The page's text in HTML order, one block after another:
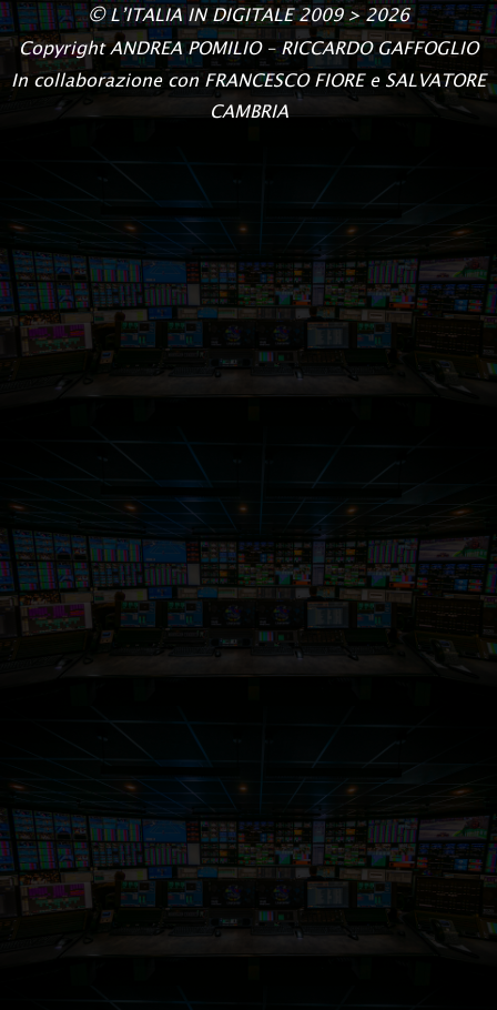
© L’ITALIA IN DIGITALE2009 > 2026
CopyrightANDREA POMILIO – RICCARDO GAFFOGLIO
In collaborazione con FRANCESCO FIORE e SALVATORE
CAMBRIA